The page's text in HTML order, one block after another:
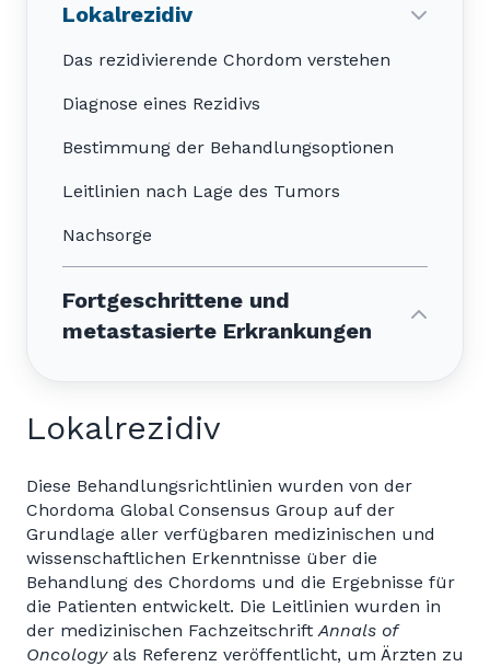
Lokalrezidiv
Das rezidivierende Chordom verstehen
Diagnose eines Rezidivs
Bestimmung der Behandlungsoptionen
Leitlinien nach Lage des Tumors
Nachsorge
Fortgeschrittene und
metastasierte Erkrankungen
Lokalrezidiv
Diese Behandlungsrichtlinien wurden von der
Chordoma Global Consensus Group auf der
Grundlage aller verfügbaren medizinischen und
wissenschaftlichen Erkenntnisse über die
Behandlung des Chordoms und die Ergebnisse für
die Patienten entwickelt. Die Leitlinien wurden in
der medizinischen FachzeitschriftAnnals of
Oncology als Referenz veröffentlicht, um Ärzten zu